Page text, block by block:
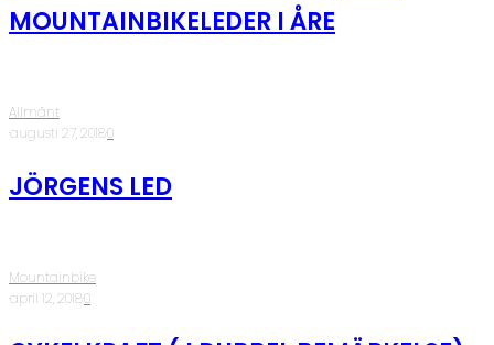
MOUNTAINBIKELEDER I ÅRE
Allmänt
·augusti 27, 2018·0
JÖRGENS LED
Mountainbike
·april 12, 2018·0